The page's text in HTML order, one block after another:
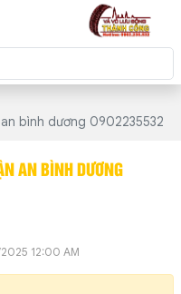
bình dương 0902235532
AN BÌNH DƯƠNG
12:00 AM